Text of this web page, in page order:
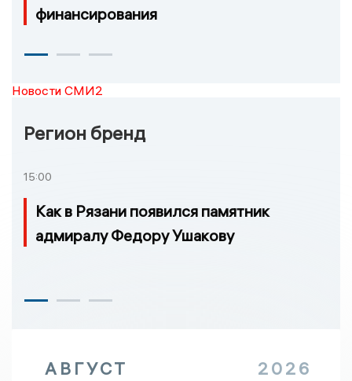
финансирования
Новости СМИ2
Регион бренд
15:00
Как в Рязани появился памятник
адмиралу Федору Ушакову
АВГУСТ 2026